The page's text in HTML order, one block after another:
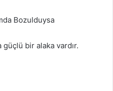
Bozulduysa
güçlü bir alaka vardır.